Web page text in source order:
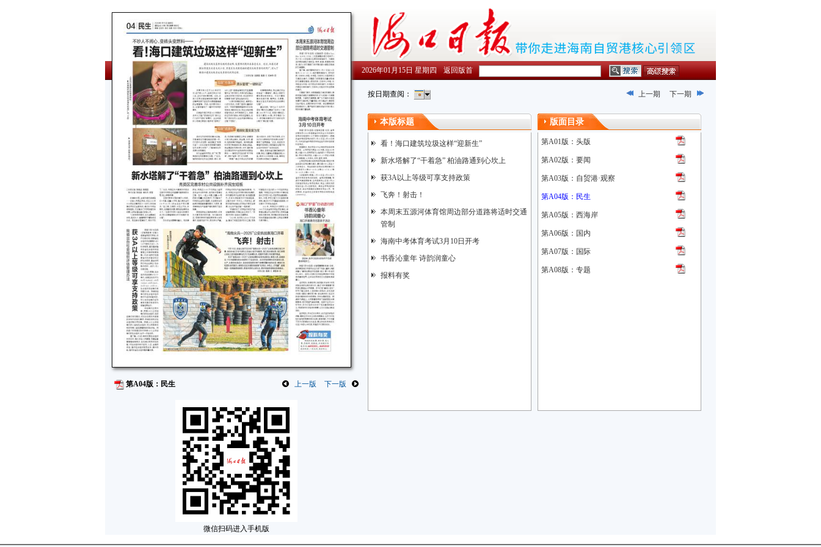
2026年01月15日 星期四 返回版首
第A04版：民生 上一版 下一版
微信扫码进入手机版
按日期查阅： 上一期 下一期
本版标题
看！海口建筑垃圾这样“迎新生”
新水塔解了“干着急” 柏油路通到心坎上
获3A以上等级可享支持政策
飞奔！射击！
本周末五源河体育馆周边部分道路将适时交通
管制
海南中考体育考试3月10日开考
书香沁童年 诗韵润童心
报料有奖
版面目录
第A01版：头版
第A02版：要闻
第A03版：自贸港·观察
第A04版：民生
第A05版：西海岸
第A06版：国内
第A07版：国际
第A08版：专题